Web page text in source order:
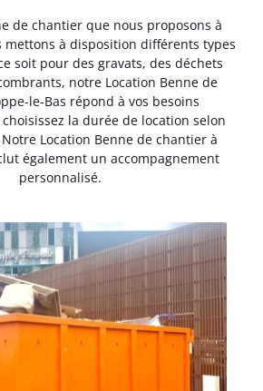
de chantier que nous proposons à
mettons à disposition différents types
soit pour des gravats, des déchets
notre Location Benne de
le-Bas répond à vos besoins
la durée de location selon
Location Benne de chantier à
également un accompagnement
personnalisé.